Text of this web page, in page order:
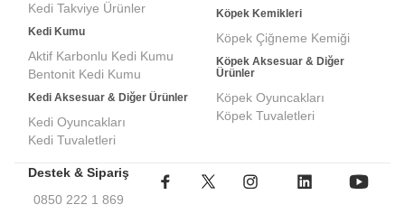
Kedi Takviye Ürünler
Kedi Kumu
Aktif Karbonlu Kedi Kumu
Bentonit Kedi Kumu
Kedi Aksesuar & Diğer Ürünler
Kedi Oyuncakları
Kedi Tuvaletleri
Köpek Kemikleri
Köpek Çiğneme Kemiği
Köpek Aksesuar & Diğer
Ürünler
Köpek Oyuncakları
Köpek Tuvaletleri
Destek & Sipariş
0850 222 1 869